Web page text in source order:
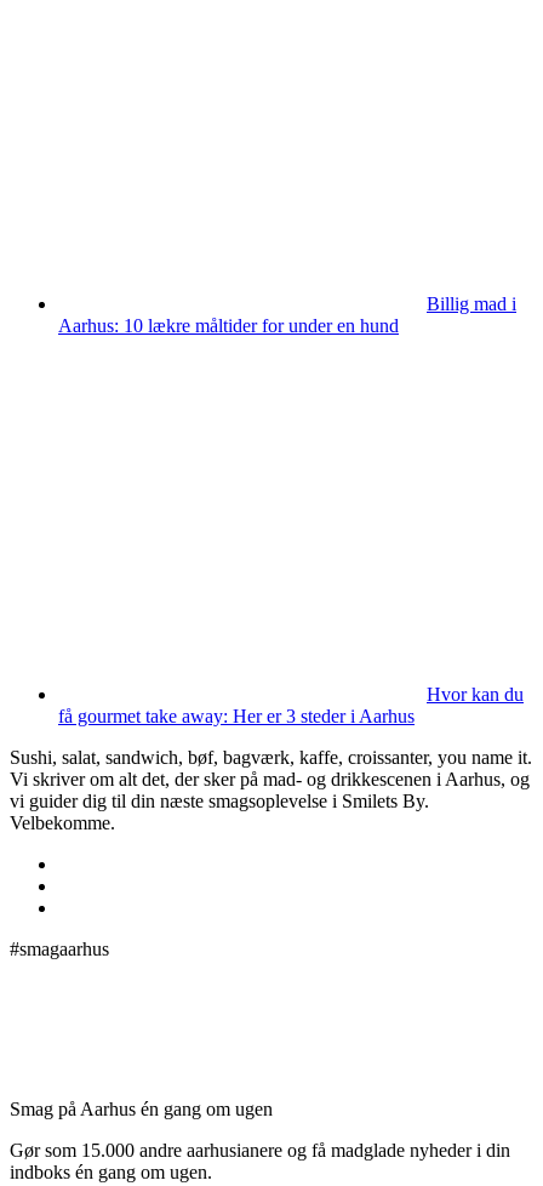
Billig mad i
Aarhus: 10 lækre måltider for under en hund
Hvor kan du
få gourmet take away: Her er 3 steder i Aarhus
Sushi, salat, sandwich, bøf, bagværk, kaffe, croissanter, you name it.
Vi skriver om alt det, der sker på mad- og drikkescenen i Aarhus, og
vi guider dig til din næste smagsoplevelse i Smilets By.
Velbekomme.
#smagaarhus
Smag på Aarhus én gang om ugen
Gør som 15.000 andre aarhusianere og få madglade nyheder i din
indboks én gang om ugen.